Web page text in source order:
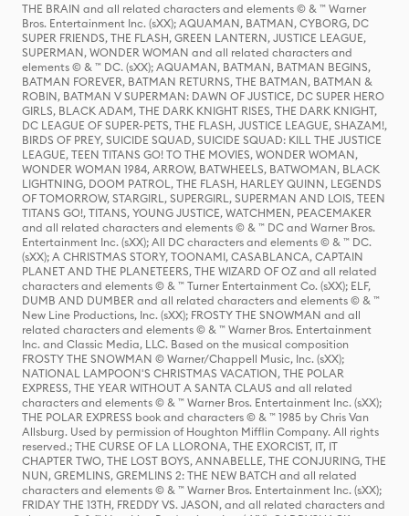
THE BRAIN and all related characters and elements © & ™ Warner
Bros. Entertainment Inc. (sXX); AQUAMAN, BATMAN, CYBORG, DC
SUPER FRIENDS, THE FLASH, GREEN LANTERN, JUSTICE LEAGUE,
SUPERMAN, WONDER WOMAN and all related characters and
elements © & ™ DC. (sXX); AQUAMAN, BATMAN, BATMAN BEGINS,
BATMAN FOREVER, BATMAN RETURNS, THE BATMAN, BATMAN &
ROBIN, BATMAN V SUPERMAN: DAWN OF JUSTICE, DC SUPER HERO
GIRLS, BLACK ADAM, THE DARK KNIGHT RISES, THE DARK KNIGHT,
DC LEAGUE OF SUPER-PETS, THE FLASH, JUSTICE LEAGUE, SHAZAM!,
BIRDS OF PREY, SUICIDE SQUAD, SUICIDE SQUAD: KILL THE JUSTICE
LEAGUE, TEEN TITANS GO! TO THE MOVIES, WONDER WOMAN,
WONDER WOMAN 1984, ARROW, BATWHEELS, BATWOMAN, BLACK
LIGHTNING, DOOM PATROL, THE FLASH, HARLEY QUINN, LEGENDS
OF TOMORROW, STARGIRL, SUPERGIRL, SUPERMAN AND LOIS, TEEN
TITANS GO!, TITANS, YOUNG JUSTICE, WATCHMEN, PEACEMAKER
and all related characters and elements © & ™ DC and Warner Bros.
Entertainment Inc. (sXX); All DC characters and elements © & ™ DC.
(sXX); A CHRISTMAS STORY, TOONAMI, CASABLANCA, CAPTAIN
PLANET AND THE PLANETEERS, THE WIZARD OF OZ and all related
characters and elements © & ™ Turner Entertainment Co. (sXX); ELF,
DUMB AND DUMBER and all related characters and elements © & ™
New Line Productions, Inc. (sXX); FROSTY THE SNOWMAN and all
related characters and elements © & ™ Warner Bros. Entertainment
Inc. and Classic Media, LLC. Based on the musical composition
FROSTY THE SNOWMAN © Warner/Chappell Music, Inc. (sXX);
NATIONAL LAMPOON'S CHRISTMAS VACATION, THE POLAR
EXPRESS, THE YEAR WITHOUT A SANTA CLAUS and all related
characters and elements © & ™ Warner Bros. Entertainment Inc. (sXX);
THE POLAR EXPRESS book and characters © & ™ 1985 by Chris Van
Allsburg. Used by permission of Houghton Mifflin Company. All rights
reserved.; THE CURSE OF LA LLORONA, THE EXORCIST, IT, IT
CHAPTER TWO, THE LOST BOYS, ANNABELLE, THE CONJURING, THE
NUN, GREMLINS, GREMLINS 2: THE NEW BATCH and all related
characters and elements © & ™ Warner Bros. Entertainment Inc. (sXX);
FRIDAY THE 13TH, FREDDY VS. JASON, and all related characters and